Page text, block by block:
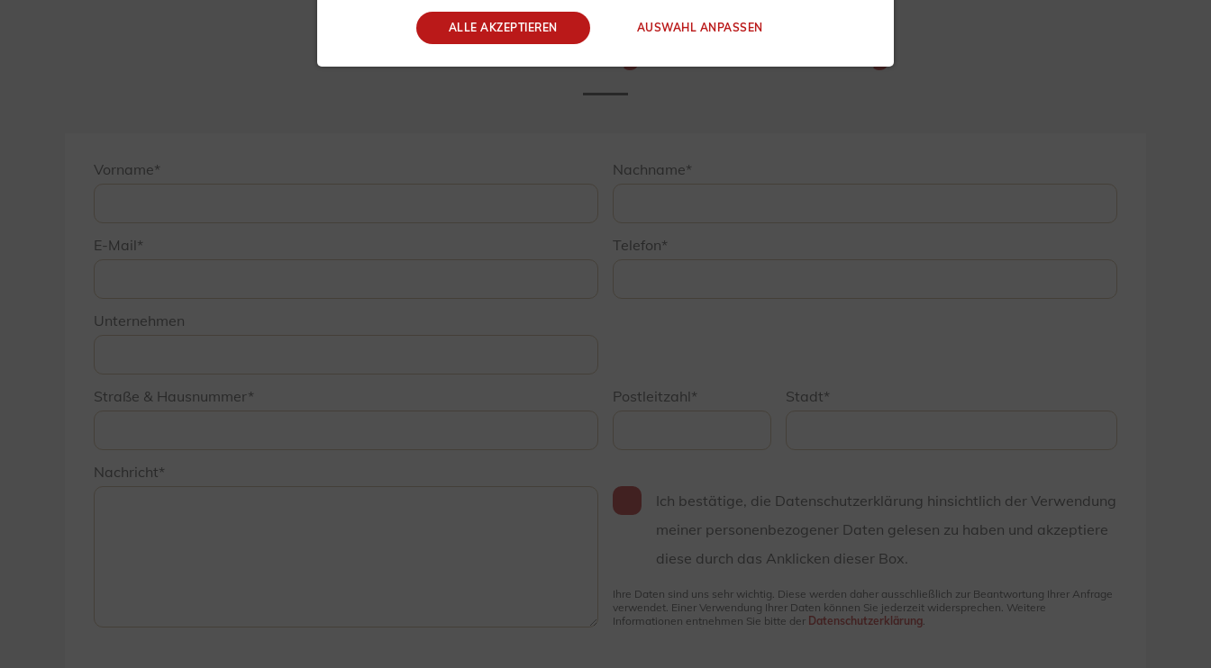
TRAILER-DIRECT.DE
Unverbindliche Anfrage oder Bestellung
Vorname Nachname
E-Mail Telefon
Unternehmen
Straße & Hausnummer Postleitzahl Stadt
Nachricht
Ich bestätige, die Datenschutzerklärung hinsichtlich der Verwendung
meiner personenbezogener Daten gelesen zu haben und akzeptiere
diese durch das Anklicken dieser Box.
Ihre Daten sind uns sehr wichtig. Diese werden daher ausschließlich zur Beantwortung Ihrer Anfrage
verwendet. Einer Verwendung Ihrer Daten können Sie jederzeit widersprechen. Weitere
Informationen entnehmen Sie bitte der Datenschutzerklärung.
ALLE AKZEPTIEREN AUSWAHL ANPASSEN